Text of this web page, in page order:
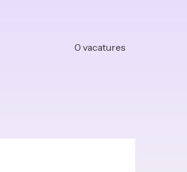
0 vacatures